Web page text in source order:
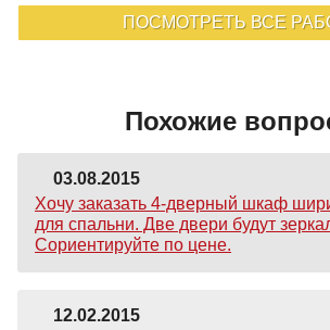
ПОСМОТРЕТЬ ВСЕ
Похожие
03.08.2015
Хочу заказать 4-дверный шкаф
для спальни. Две двери будут
Сориентируйте по цене.
12.02.2015